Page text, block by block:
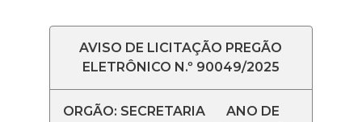
AVISO DE LICITAÇÃO PREGÃO
ELETRÔNICO N.º 90049/2025
ORGÃO: SECRETARIA
ANO DE